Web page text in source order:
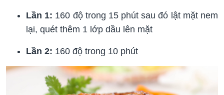
Lần 1: 160 độ trong 15 phút sau đó lật mặt nem
lại, quét thêm 1 lớp dầu lên mặt
Lần 2: 160 độ trong 10 phút